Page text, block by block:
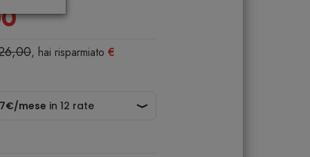
, hai risparmiato €